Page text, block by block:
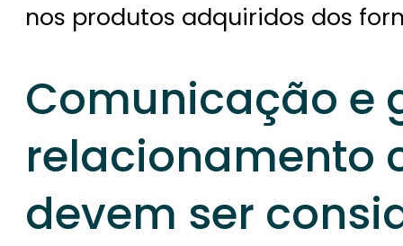
nos produtos adquiridos dos
Comunicação e
relacionamento
devem ser